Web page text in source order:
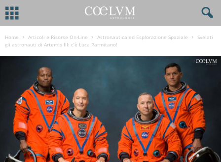
Home Articoli e Risorse On-Line Astronautica ed Esplorazione Spaziale
Svelati
gli astronauti di Artemis III: c’è Luca Parmitano!